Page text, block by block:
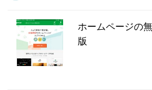
ホームページの
版